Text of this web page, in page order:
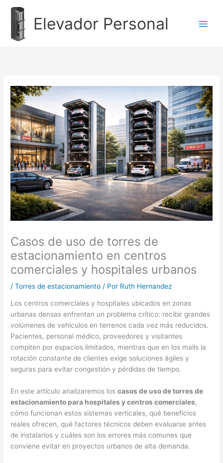
contenido
Elevador Personal
Casos de uso de torres de
estacionamiento en centros
comerciales y hospitales urbanos
/Torres de estacionamiento / Por Ruth Hernandez
Los centros comerciales y hospitales ubicados en zonas
urbanas densas enfrentan un problema crítico: recibir grandes
volúmenes de vehículos en terrenos cada vez más reducidos.
Pacientes, personal médico, proveedores y visitantes
compiten por espacios limitados, mientras que en los malls la
rotación constante de clientes exige soluciones ágiles y
seguras para evitar congestión y pérdidas de tiempo.
En este artículo analizaremos loscasos de uso de torres de
estacionamiento para hospitales y centros comerciales,
cómo funcionan estos sistemas verticales, qué beneficios
reales ofrecen, qué factores técnicos deben evaluarse antes
de instalarlos y cuáles son los errores más comunes que
conviene evitar en proyectos urbanos de alta demanda.